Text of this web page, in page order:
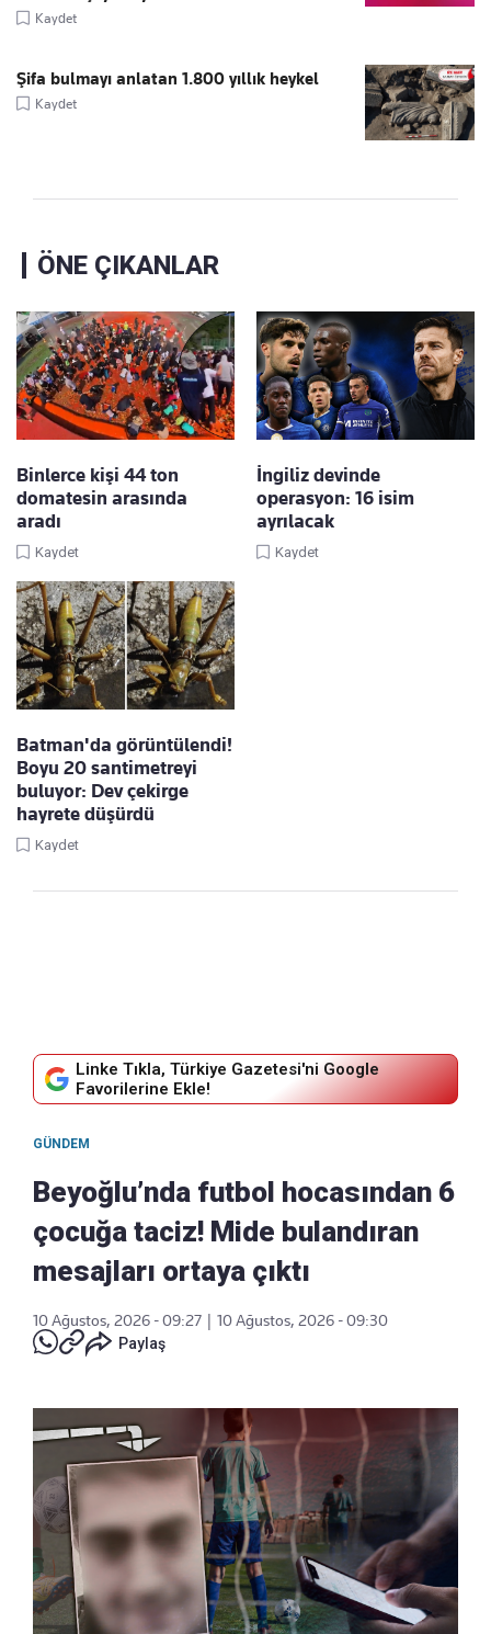
Kaydet
Şifa bulmayı anlatan 1.800 yıllık heykel
Kaydet
ÖNE ÇIKANLAR
Binlerce kişi 44 ton
domatesin arasında
aradı
Kaydet
İngiliz devinde
operasyon: 16 isim
ayrılacak
Kaydet
Batman'da görüntülendi!
Boyu 20 santimetreyi
buluyor: Dev çekirge
hayrete düşürdü
Kaydet
Linke Tıkla, Türkiye Gazetesi'ni Google
Favorilerine Ekle!
GÜNDEM
Beyoğlu’nda futbol hocasından 6
çocuğa taciz! Mide bulandıran
mesajları ortaya çıktı
10 Ağustos, 2026 - 09:27
10 Ağustos, 2026 - 09:30
Paylaş